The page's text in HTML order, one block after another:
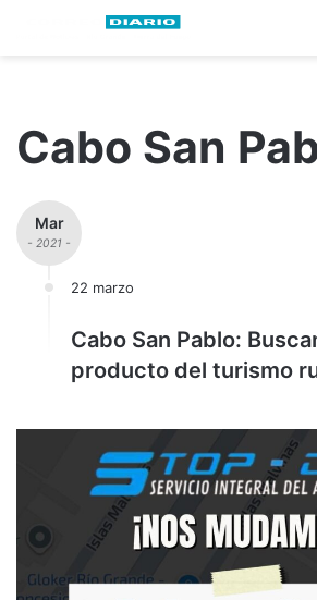
Cabo San
Mar
- 2021 -
22 marzo
Cabo San Pablo:
producto del turismo